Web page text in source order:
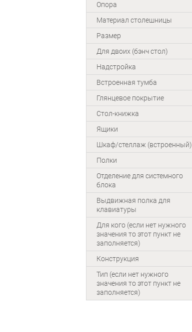
Опора
Материал столешницы
Размер
Для двоих (бэнч стол)
Надстройка
Встроенная тумба
Глянцевое покрытие
Стол-книжка
Ящики
Шкаф/стеллаж (встроенный)
Полки
Отделение для системного
блока
Выдвижная полка для
клавиатуры
Для кого (если нет нужного
значения то этот пункт не
заполняется)
Конструкция
Тип (если нет нужного
значения то этот пункт не
заполняется)